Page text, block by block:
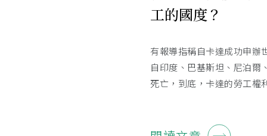
工的國度？
有報導指稱自卡達成功申辦
自印度、巴基斯坦、尼泊爾
死亡，到底，卡達的勞工權